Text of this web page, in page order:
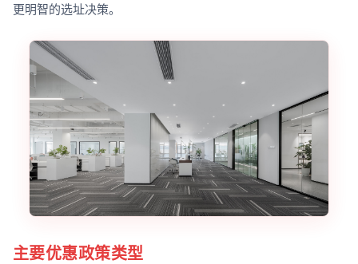
更明智的选址决策。
主要优惠政策类型